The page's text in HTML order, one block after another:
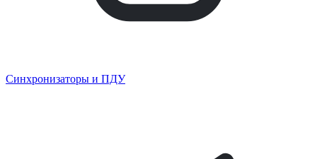
Синхронизаторы и ПДУ